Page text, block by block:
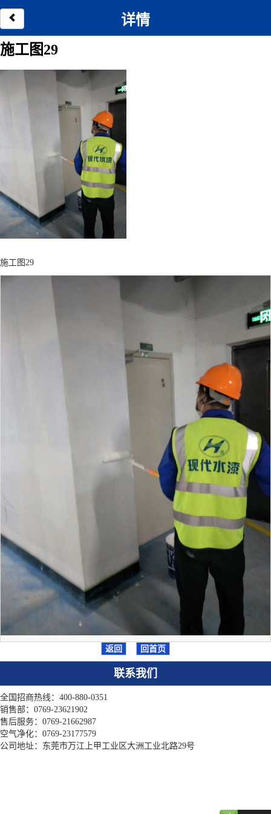
详情
施工图29
施工图29
返回 回首页
联系我们
全国招商热线：400-880-0351
销售部：0769-23621902
售后服务：0769-21662987
空气净化：0769-23177579
公司地址：东莞市万江上甲工业区大洲工业北路29号